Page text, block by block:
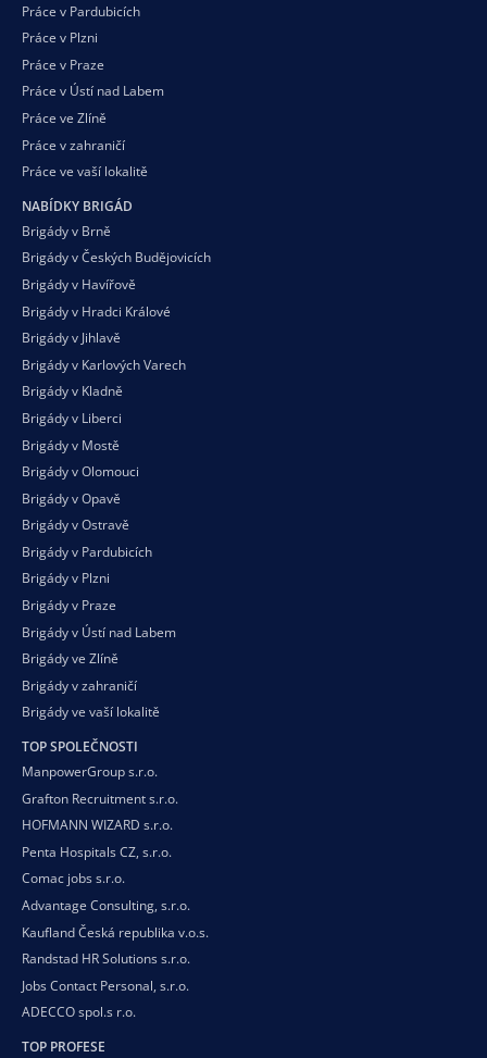
Práce v Pardubicích
Práce v Plzni
Práce v Praze
Práce v Ústí nad Labem
Práce ve Zlíně
Práce v zahraničí
Práce ve vaší lokalitě
NABÍDKY BRIGÁD
Brigády v Brně
Brigády v Českých Budějovicích
Brigády v Havířově
Brigády v Hradci Králové
Brigády v Jihlavě
Brigády v Karlových Varech
Brigády v Kladně
Brigády v Liberci
Brigády v Mostě
Brigády v Olomouci
Brigády v Opavě
Brigády v Ostravě
Brigády v Pardubicích
Brigády v Plzni
Brigády v Praze
Brigády v Ústí nad Labem
Brigády ve Zlíně
Brigády v zahraničí
Brigády ve vaší lokalitě
TOP SPOLEČNOSTI
ManpowerGroup s.r.o.
Grafton Recruitment s.r.o.
HOFMANN WIZARD s.r.o.
Penta Hospitals CZ, s.r.o.
Comac jobs s.r.o.
Advantage Consulting, s.r.o.
Kaufland Česká republika v.o.s.
Randstad HR Solutions s.r.o.
Jobs Contact Personal, s.r.o.
ADECCO spol.s r.o.
TOP PROFESE